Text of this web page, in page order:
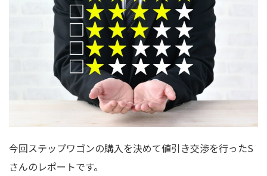
今回ステップワゴンの購入を決めて値引き交渉を行ったS
さんのレポートです。